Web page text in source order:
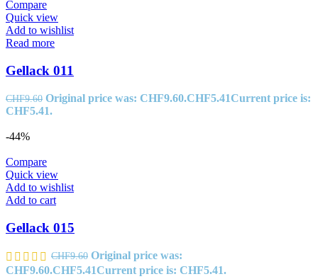
Compare
Quick view
Add to wishlist
Read more
Gellack 011
CHF9.60 Original price was: CHF9.60.CHF5.41Current price is:
CHF5.41.
-44%
Compare
Quick view
Add to wishlist
Add to cart
Gellack 015
CHF9.60 Original price was:
CHF9.60.CHF5.41Current price is: CHF5.41.